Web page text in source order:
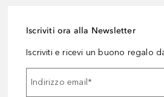
Iscriviti ora alla Newsletter
Iscriviti e ricevi un buono regalo
Indirizzo email*